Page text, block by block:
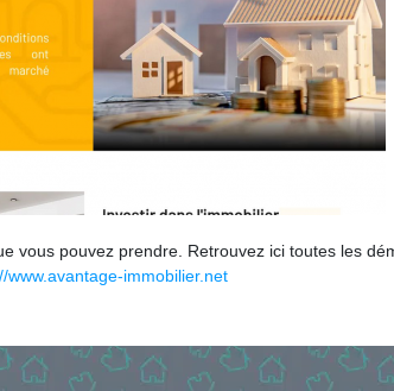
vous pouvez prendre. Retrouvez ici toutes les
www.avantage-immobilier.net